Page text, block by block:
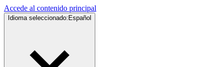
Accede al contenido principal
Idioma seleccionado: Español